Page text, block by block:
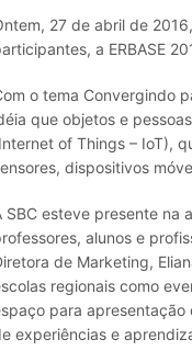
27 de abril de
a ERBASE
o tema Convergindo
que objetos e
of Things – IoT),
dispositivos
SBC esteve presente na
alunos e
de Marketing,
regionais como
para
experiências e